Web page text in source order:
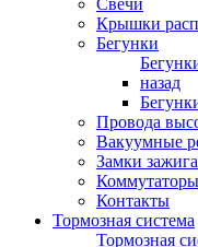
Свечи
Крышки
Бегунки
назад
Провода
Вакуумные
Замки
Коммутаторы
Контакты
Тормозная система
Тормозная